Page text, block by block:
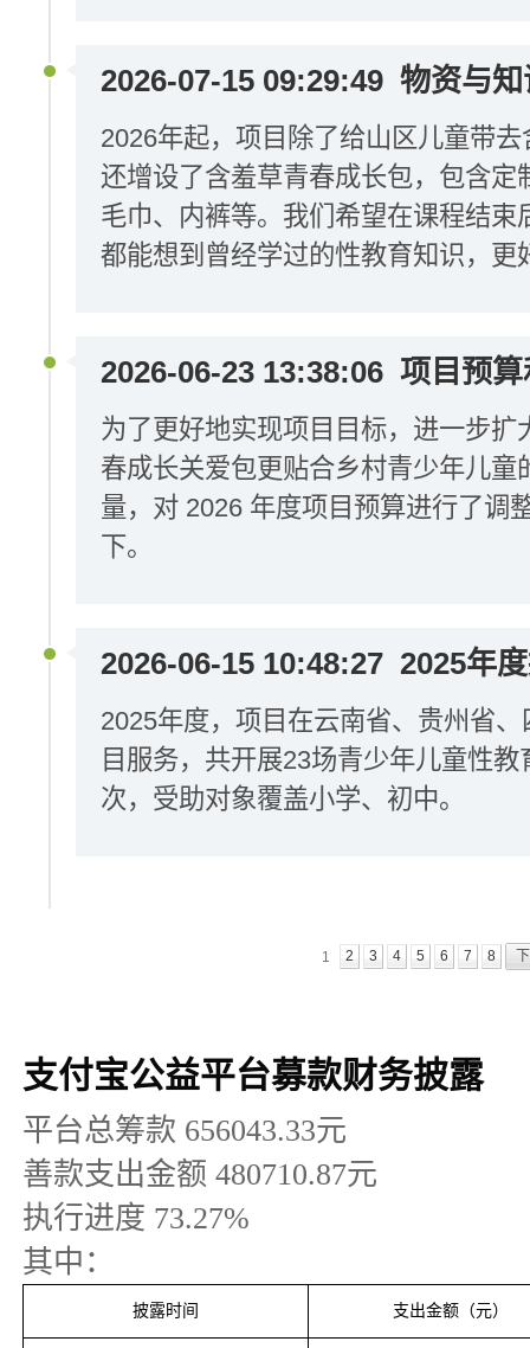
2026-07-15 09:29:49 物资与
2026年起，项目除了给山区儿童带
还增设了含羞草青春成长包，包含
毛巾、内裤等。我们希望在课程结
都能想到曾经学过的性教育知识，更
2026-06-23 13:38:06 项目预
为了更好地实现项目目标，进一步
春成长关爱包更贴合乡村青少年儿
量，对 2026 年度项目预算进行了调
下。
2026-06-15 10:48:27 2025年
2025年度，项目在云南省、贵州省
目服务，共开展23场青少年儿童性
次，受助对象覆盖小学、初中。
1 2 3 4 5 6 7 8
支付宝公益平台募款财务披露
平台总筹款 656043.33元
善款支出金额 480710.87元
执行进度 73.27%
其中：
披露时间 支出金额（元）